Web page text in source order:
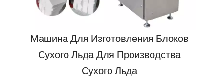
Машина Для Изготовления Блоков
Сухого Льда Для Производства
Сухого Льда